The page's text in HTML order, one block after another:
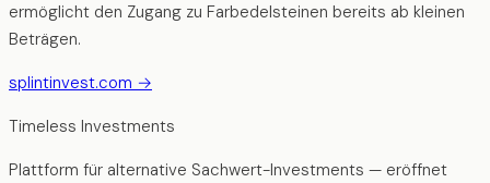
ermöglicht den Zugang zu Farbedelsteinen bereits ab kleinen
Beträgen.
splintinvest.com →
Timeless Investments
Plattform für alternative Sachwert-Investments — eröffnet